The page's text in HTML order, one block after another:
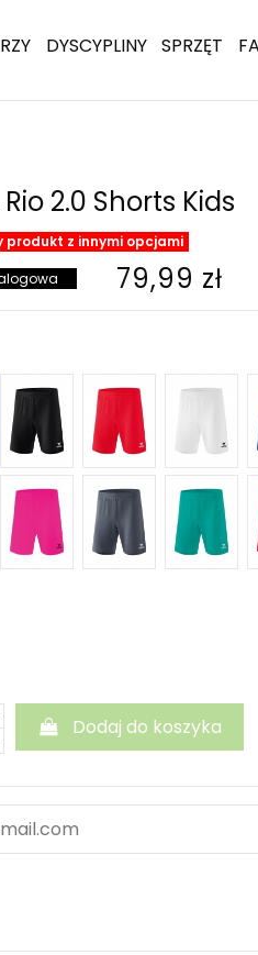
DYSCYPLINY SPRZĘT
Rio 2.0 Shorts Kids
produkt z innymi opcjami
79,99 zł
Dodaj do koszyka